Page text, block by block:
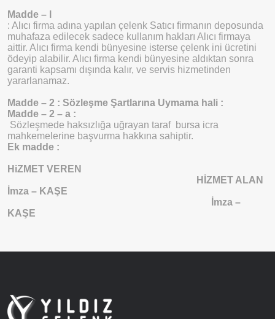
Madde – l
: Alıcı firma adına yapılan çelenk Satıcı firmanın deposunda
muhafaza edilecek sadece kullanım hakları Alıcı firmaya
aittir. Alıcı firma kendi bünyesine isterse çelenk ini ücretini
ödeyip alabilir. Alıcı firma kendi bünyesine aldıktan sonra
garanti kapsamı dışında kalır, ve servis hizmetinden
yararlanamaz.
Madde – 2 : Sözleşme Şartlarına Uymama hali :
Madde – 2 – a :
Sözleşmede haksızlığa uğrayan taraf bursa icra
mahkemelerine başvurma hakkına sahiptir.
Ek madde :
HiZMET VEREN
HİZMET ALAN
İmza – KAŞE
İmza –
KAŞE